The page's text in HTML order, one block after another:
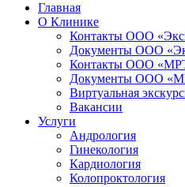
Главная
О Клинике
Контакты ООО
Документы ООО
Контакты ООО
Документы ООО
Виртуальная
Вакансии
Услуги
Андрология
Гинекология
Кардиология
Колопроктология